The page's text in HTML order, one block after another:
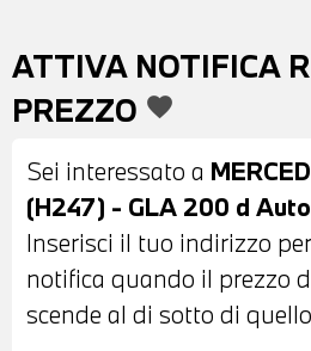
SENSORI DI
POSTERIORI -
MISTO PELLE NERA -
SPORTIVO IN PELLE
MULTIFUNZIONE -
CAMBIO AUTOMATICO
VOLANTE -
ATTIVA NOTIFICA
PREZZO favorite
Sei interessato a
(H247) - GLA 200 d
Inserisci il tuo indirizzo
notifica quando il prezzo
scende al di sotto di